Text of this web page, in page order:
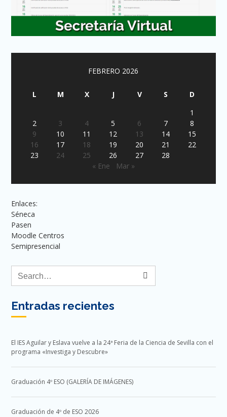
FEBRERO 2026
L M X J V S
D
1
2
3 4 5 6 7
8
9
10 11 12 13 14
15
16
17 18 19 20 21
22
23
24 25 26 27
28
« Ene
Mar »
Enlaces:
Séneca
Pasen
Moodle Centros
Semipresencial
Entradas recientes
El IES Aguilar y Eslava vuelve a la 24ª Feria de la Ciencia de Sevilla con el
programa «Investiga y Descubre»
Graduación 4º ESO (GALERÍA DE IMÁGENES)
Graduación de 4º de ESO 2026